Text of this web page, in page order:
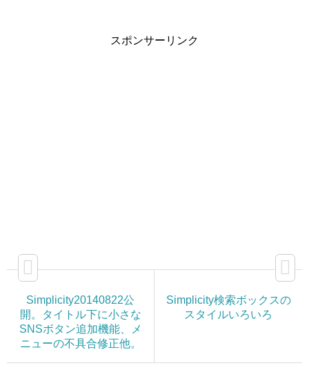
スポンサーリンク
Simplicity20140822公
開。タイトル下に小さな
SNSボタン追加機能、メ
ニューの不具合修正他。
Simplicity検索ボックスの
スタイルいろいろ